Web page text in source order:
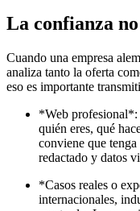
La confianza
Cuando una empresa
analiza tanto la oferta
eso es importante
*Web profesional*:
quién eres, qué
conviene que
redactado y datos
*Casos reales o
internacionales,